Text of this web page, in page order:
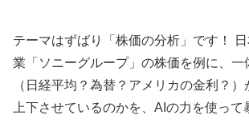
テーマはずばり「株価の分析」です！
業「ソニーグループ」の株価を例に、一
（日経平均？為替？アメリカの金利？
上下させているのかを、AIの力を使って